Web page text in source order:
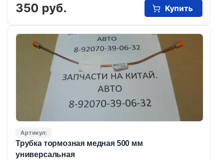
350 руб. Купить
Артикул:
Трубка тормозная медная 500 мм
универсальная